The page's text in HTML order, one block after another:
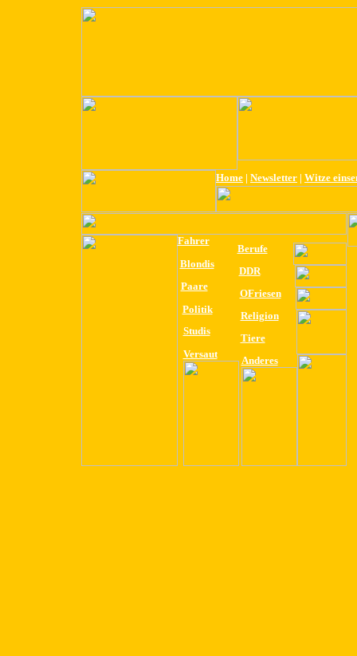
Home | Newsletter | Witze
Fahrer
Berufe
Blondis
DDR
Paare
OFriesen
Politik
Religion
Studis
Tiere
Versaut
Anderes